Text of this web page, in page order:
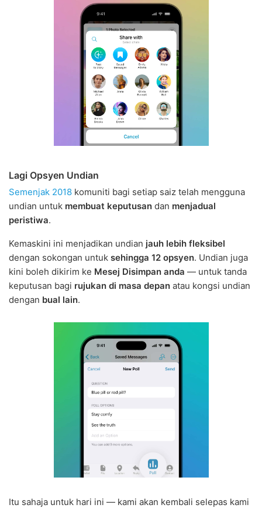
Lagi Opsyen Undian
Semenjak 2018 komuniti bagi setiap saiz telah mengguna
undian untuk membuat keputusan dan menjadual
peristiwa.
Kemaskini ini menjadikan undian jauh lebih fleksibel
dengan sokongan untuk sehingga 12 opsyen. Undian juga
kini boleh dikirim ke Mesej Disimpan anda — untuk tanda
keputusan bagi rujukan di masa depan atau kongsi undian
dengan bual lain.
Itu sahaja untuk hari ini — kami akan kembali selepas kami